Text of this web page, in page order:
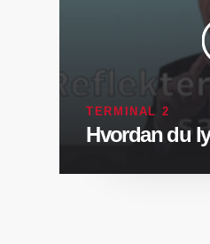
TERMINAL 2
Hvordan du